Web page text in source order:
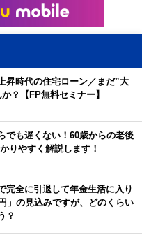
昇時代の住宅ローン／まだ”大
？【FP無料セミナー】
でも遅くない！60歳からの老後
りやすく解説します！
完全に引退して年金生活に入り
」の見込みですが、どのくらい
？